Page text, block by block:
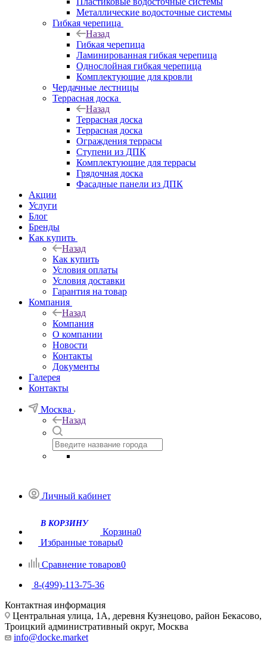
Металлические водосточные системы
Гибкая черепица
Назад
Гибкая черепица
Ламинированная гибкая черепица
Однослойная гибкая черепица
Комплектующие для кровли
Чердачные лестницы
Террасная доска
Назад
Террасная доска
Террасная доска
Ограждения террасы
Ступени из ДПК
Комплектующие для террасы
Грядочная доска
Фасадные панели из ДПК
Акции
Услуги
Блог
Бренды
Как купить
Назад
Как купить
Условия оплаты
Условия доставки
Гарантия на товар
Компания
Назад
Компания
О компании
Новости
Контакты
Документы
Галерея
Контакты
Москва
Назад
Личный кабинет
Корзина0
Избранные товары0
Сравнение товаров0
8-(499)-113-75-36
Контактная информация
Центральная улица, 1А, деревня Кузнецово, район Бекасово,
Троицкий административный округ, Москва
info@docke.market